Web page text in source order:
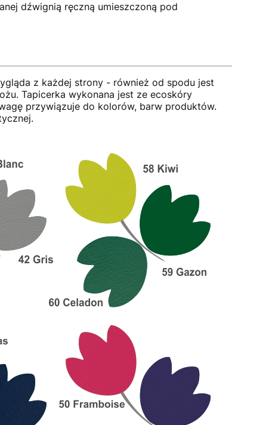
dźwignią ręczną umieszczoną pod
z każdej strony - również od spodu jest
Tapicerka wykonana jest ze ecoskóry
przywiązuje do kolorów, barw produktów.